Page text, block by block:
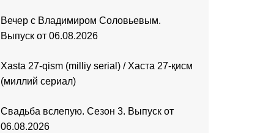
Вечер с Владимиром Соловьевым.
Выпуск от 06.08.2026
Xasta 27-qism (milliy serial) / Хаста 27-қисм
(миллий сериал)
Свадьба вслепую. Сезон 3. Выпуск от
06.08.2026